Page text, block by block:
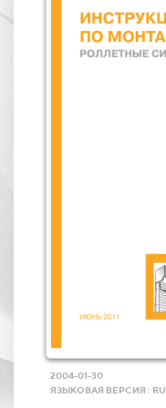
2004-01-30
ЯЗЫКОВАЯ ВЕРСИЯ : RU